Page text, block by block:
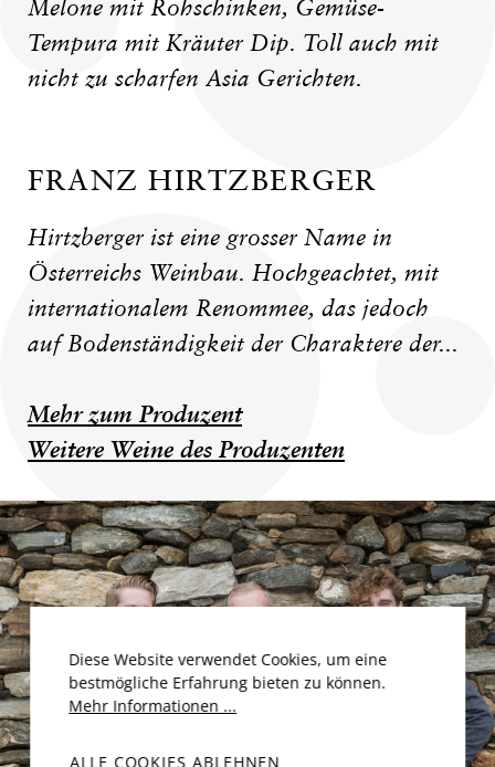
Melone mit Rohschinken, Gemüse-
Tempura mit Kräuter Dip. Toll auch mit
nicht zu scharfen Asia Gerichten.
FRANZ HIRTZBERGER
Hirtzberger ist eine grosser Name in
Österreichs Weinbau. Hochgeachtet, mit
internationalem Renommee, das jedoch
auf Bodenständigkeit der Charaktere der...
Mehr zum Produzent
Weitere Weine des Produzenten
Diese Website verwendet Cookies, um eine
bestmögliche Erfahrung bieten zu können.
Mehr Informationen ...
ALLE COOKIES ABLEHNEN